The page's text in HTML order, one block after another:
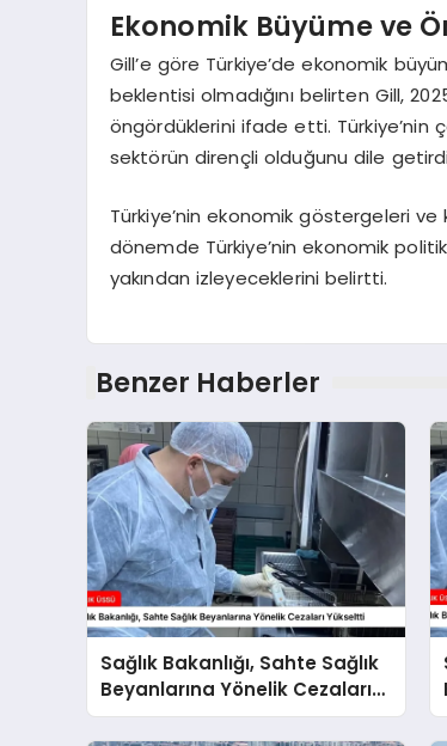
Ekonomik Büyüme ve
Gill’e göre Türkiye’de ekonomik
beklentisi olmadığını belirten Gill,
öngördüklerini ifade etti. Türkiye’nin
sektörün dirençli olduğunu dile
Türkiye’nin ekonomik göstergeleri
dönemde Türkiye’nin ekonomik
yakından izleyeceklerini belirtti.
Benzer Haberler
Sağlık Bakanlığı, Sahte Sağlık
Beyanlarına Yönelik Cezaları
Yükseltti